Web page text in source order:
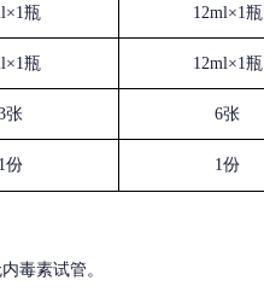
瓶 12ml×1瓶
瓶 12ml×1瓶
张 6张
1份 1份
毒素试管。